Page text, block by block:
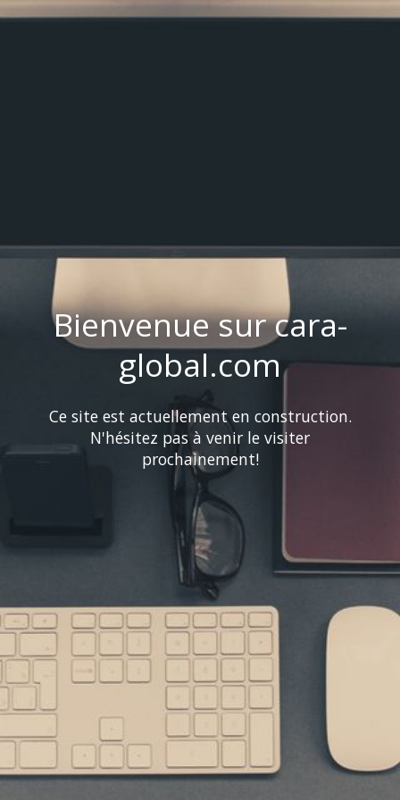
Bienvenue sur cara-
global.com
Ce site est actuellement en construction.
N'hésitez pas à venir le visiter
prochainement!